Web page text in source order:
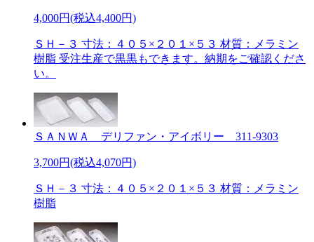
4,000円(税込4,400円)
ＳＨ－３ 寸法：４０５×２０１×５３ 材質：メラミン
樹脂 受注生産で黒黒もできます。納期をご確認くださ
い。
ＳＡＮＷＡ デリファン・アイボリー 311-9303
3,700円(税込4,070円)
ＳＨ－３ 寸法：４０５×２０１×５３ 材質：メラミン
樹脂